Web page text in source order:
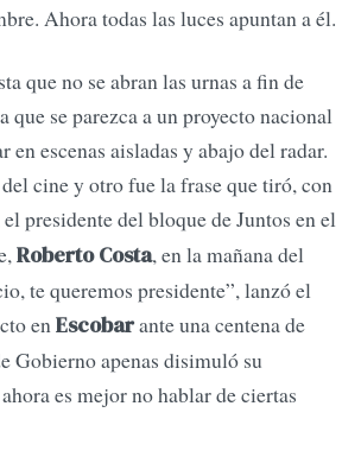
Ahora todas las luces apuntan a él.
que no se abran las urnas a fin de
que se parezca a un proyecto nacional
en escenas aisladas y abajo del radar.
cine y otro fue la frase que tiró, con
presidente del bloque de Juntos en el
Roberto Costa, en la mañana del
te queremos presidente”, lanzó el
enEscobarante una centena de
Gobierno apenas disimuló su
es mejor no hablar de ciertas